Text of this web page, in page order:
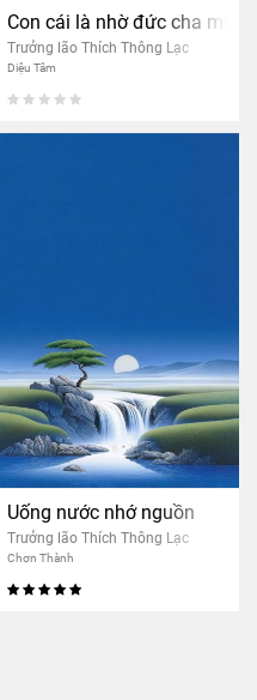
Con cái là nhờ đức cha mẹ
Trưởng lão Thích Thông Lạc
Diệu Tâm
Uống nước nhớ nguồn
Trưởng lão Thích Thông Lạc
Chơn Thành